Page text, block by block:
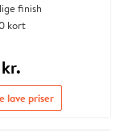
finish
kort
lave priser